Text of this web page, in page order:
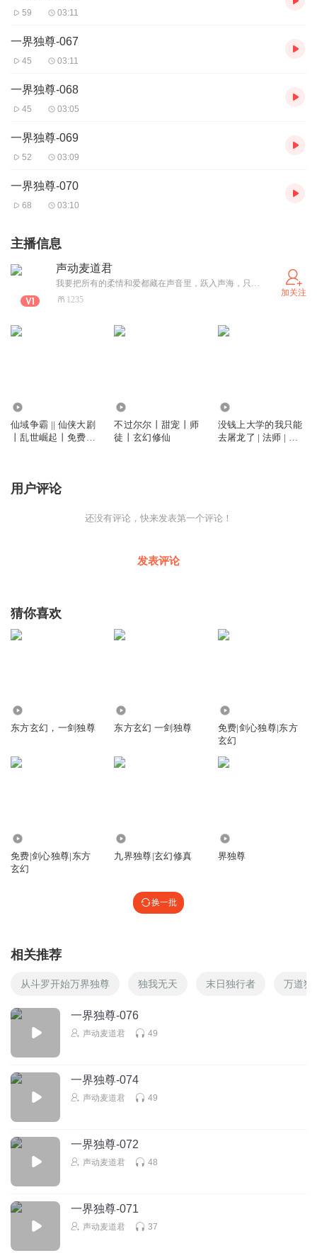
59 03:11
一界独尊-067
45 03:11
一界独尊-068
45 03:05
一界独尊-069
52 03:09
一界独尊-070
68 03:10
主播信息
声动麦道君
我要把所有的柔情和爱都藏在声音里，跃入声海，只为遇见你！
1235
加关注
仙域争霸 || 仙侠大剧
丨乱世崛起丨免费精
不过尔尔丨甜宠丨师
徒丨玄幻修仙
没钱上大学的我只能
去屠龙了 | 法师 | 天
用户评论
还没有评论，快来发表第一个评论！
发表评论
猜你喜欢
东方玄幻，一剑独尊 东方玄幻 一剑独尊
免费|剑心独尊|东方
玄幻
免费|剑心独尊|东方
玄幻
九界独尊|玄幻修真 界独尊
换一批
相关推荐
从斗罗开始万界独尊 独我无天 末日独行者 万道独
一界独尊-076
声动麦道君 49
一界独尊-074
声动麦道君 49
一界独尊-072
声动麦道君 48
一界独尊-071
声动麦道君 37